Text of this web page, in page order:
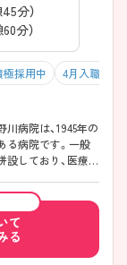
分）
分）
極採用中 4月入職可
川病院は、1945年の
る病院です。一般
しており、医療か
応し、神経難病を
にも力を入れてい
り向き合う看護
休みもしっかり
く働きたい方にお
て
る